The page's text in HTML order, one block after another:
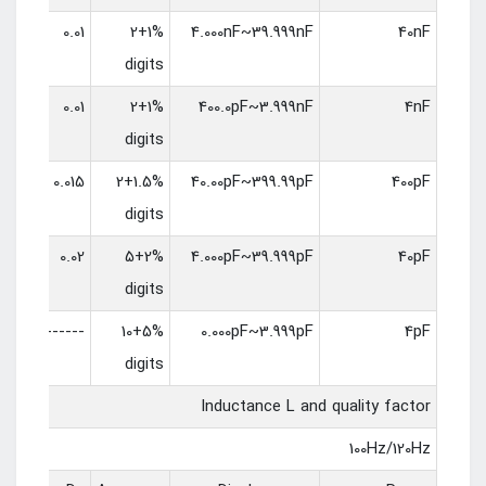
40nF
4.000nF~39.999nF
1%+2
digits
0.01
4nF
400.0pF~3.999nF
1%+2
digits
0.01
400pF
40.00pF~399.99pF
1.5%+2
digits
0.015
40pF
4.000pF~39.999pF
2%+5
digits
0.02
4pF
0.000pF~3.999pF
5%+10
digits
------
Inductance L and quality factor
100Hz/120Hz